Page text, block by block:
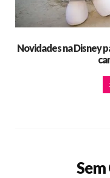
Novidades na Disney